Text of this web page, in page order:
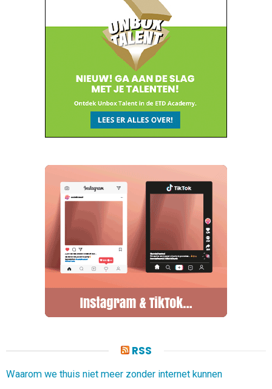
RSS
Waarom we thuis niet meer zonder internet kunnen